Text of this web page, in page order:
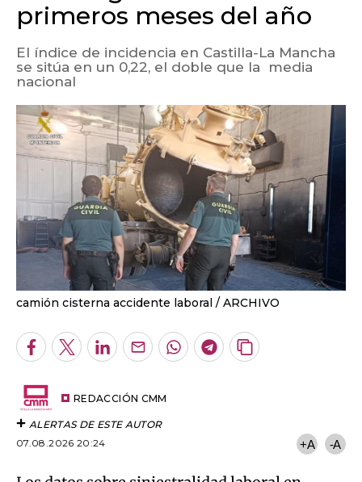
primeros meses del año
El índice de incidencia en Castilla-La Mancha
se sitúa en un 0,22, el doble que la media
nacional
camión cisterna accidente laboral ARCHIVO
Facebook
TwitterLinkedInEnviarWhatsapp
Telegram
Copiar
REDACCIÓN CMM
ALERTAS DE ESTE AUTOR
07.08.2026 20:24
+A -A